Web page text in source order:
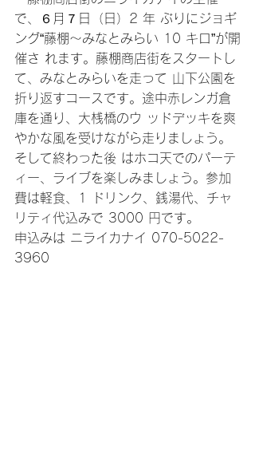
で、６月７日（日）2 年 ぶりにジョギ
ング“藤棚～みなとみらい 10 キロ”が開
催さ れます。藤棚商店街をスタートし
て、みなとみらいを走って 山下公園を
折り返すコースです。途中赤レンガ倉
庫を通り、大桟橋のウ ッドデッキを爽
やかな風を受けながら走りましょう。
そして終わった後 はホコ天でのパーテ
ィー、ライブを楽しみましょう。参加
費は軽食、1 ドリンク、銭湯代、チャ
リティ代込みで 3000 円です。
申込みは ニライカナイ 070-5022-
3960